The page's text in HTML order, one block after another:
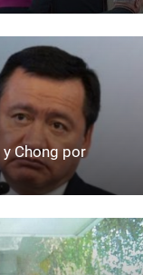
y Chong por